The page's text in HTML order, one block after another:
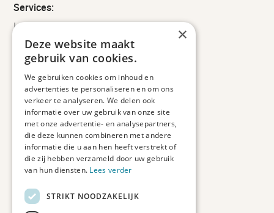
Services:
Leveringsinformatie
Retourbeleid
Informatie
Veelgestelde vragen
Duurzaam ondernemen
Contact informatie
Etienne de Pinedaweg 34
3711 CH, Austerlitz
Nederland
info@fotoprintxl.nl
×
Deze website maakt
gebruik van cookies.
We gebruiken cookies om inhoud en
advertenties te personaliseren en om ons
verkeer te analyseren. We delen ook
informatie over uw gebruik van onze site
met onze advertentie- en analysepartners,
die deze kunnen combineren met andere
informatie die u aan hen heeft verstrekt of
die zij hebben verzameld door uw gebruik
van hun diensten. Lees verder
STRIKT NOODZAKELIJK